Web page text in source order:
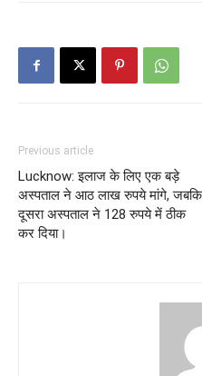
Previous article
Lucknow: इलाज के लिए एक बड़े
अस्पताल ने आठ लाख रुपये मांगे, जबकि
दूसरा अस्पताल ने 128 रुपये में ठीक
कर दिया।